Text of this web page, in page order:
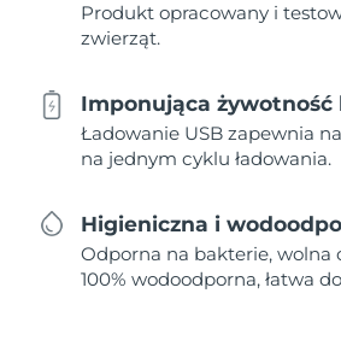
Produkt opracowany i
zwierząt.
Imponująca żywotność
Ładowanie USB zapewnia
na jednym cyklu ładowania.
Higieniczna i
Odporna na bakterie, wolna
100% wodoodporna, łatwa